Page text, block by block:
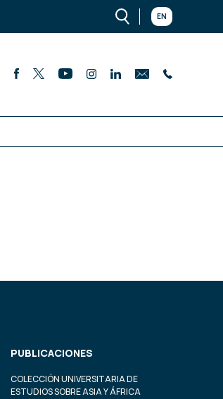
EN
PUBLICACIONES
COLECCIÓN UNIVERSITARIA DE
ESTUDIOS SOBRE ASIA Y ÁFRICA